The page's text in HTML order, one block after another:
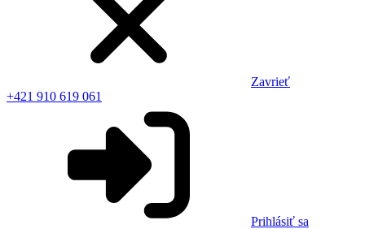
Zavrieť
+421 910 619 061
Prihlásiť sa